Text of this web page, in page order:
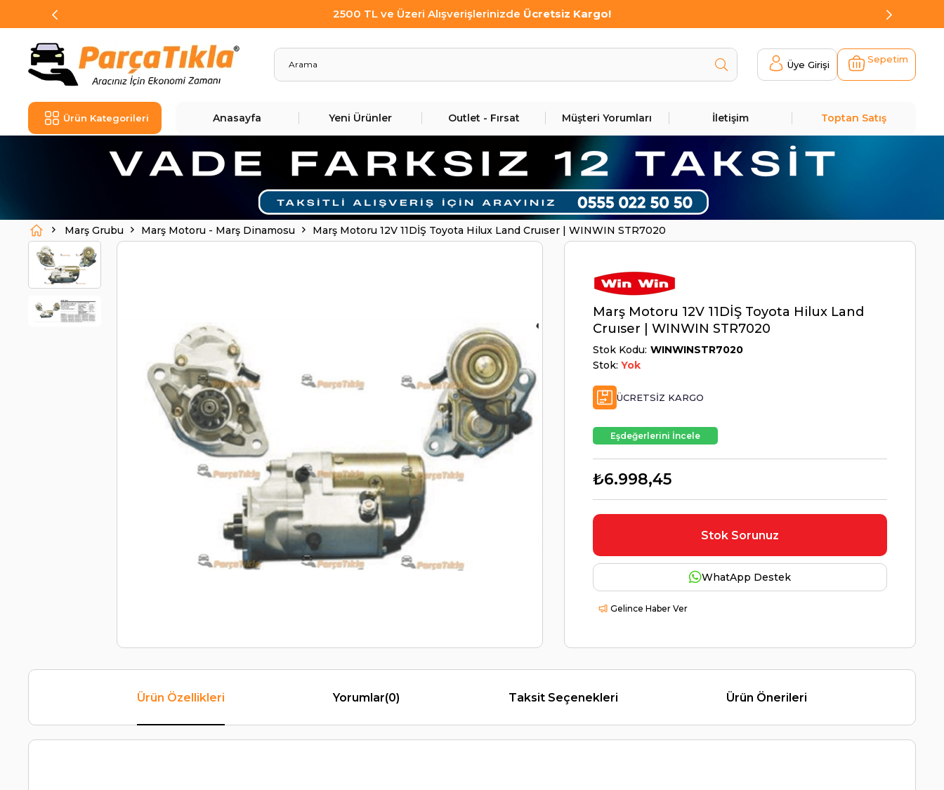
2500 TL ve Üzeri Alışverişlerinizde Ücretsiz Kargo!
Üye Girişi Sepetim
Ürün Kategorileri Anasayfa Yeni Ürünler Outlet - Fırsat Müşteri Yorumları İletişim Toptan Satış
Marş Grubu Marş Motoru - Marş Dinamosu Marş Motoru 12V 11DİŞ Toyota Hilux Land Cruıser | WINWIN STR7020
Marş Motoru 12V 11DİŞ Toyota Hilux Land
Cruıser | WINWIN STR7020
Stok Kodu WINWINSTR7020
Stok: Yok
ÜCRETSIZ KARGO
Eşdeğerlerini İncele
₺6.998,45
Stok Sorunuz
WhatApp Destek
Gelince Haber Ver
Ürün Özellikleri Yorumlar(0) Taksit Seçenekleri Ürün Önerileri